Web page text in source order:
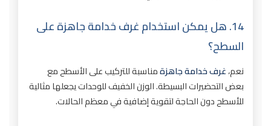
14. هل يمكن استخدام غرف خدامة جاهزة على
السطح؟
نعم،غرف خدامة جاهزةمناسبة للتركيب على الأسطح مع
بعض التحضيرات البسيطة. الوزن الخفيف للوحدات يجعلها مثالية
للأسطح دون الحاجة لتقوية إضافية في معظم الحالات.